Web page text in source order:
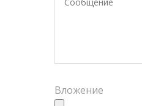
Вложение